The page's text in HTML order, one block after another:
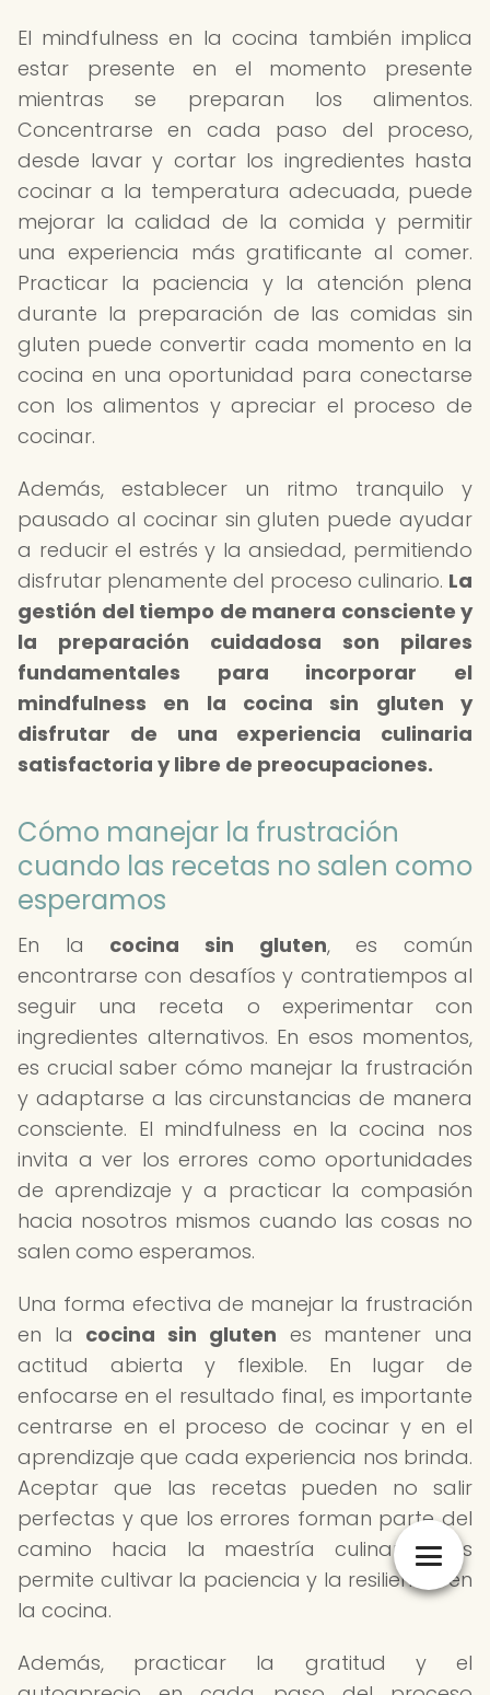
El mindfulness en la cocina también implica
estar presente en el momento presente
mientras se preparan los alimentos.
Concentrarse en cada paso del proceso,
desde lavar y cortar los ingredientes hasta
cocinar a la temperatura adecuada, puede
mejorar la calidad de la comida y permitir
una experiencia más gratificante al comer.
Practicar la paciencia y la atención plena
durante la preparación de las comidas sin
gluten puede convertir cada momento en la
cocina en una oportunidad para conectarse
con los alimentos y apreciar el proceso de
cocinar.
Además, establecer un ritmo tranquilo y
pausado al cocinar sin gluten puede ayudar
a reducir el estrés y la ansiedad, permitiendo
disfrutar plenamente del proceso culinario. La
gestión del tiempo de manera consciente y
la preparación cuidadosa son pilares
fundamentales para incorporar el
mindfulness en la cocina sin gluten y
disfrutar de una experiencia culinaria
satisfactoria y libre de preocupaciones.
Cómo manejar la frustración
cuando las recetas no salen como
esperamos
En la cocina sin gluten, es común
encontrarse con desafíos y contratiempos al
seguir una receta o experimentar con
ingredientes alternativos. En esos momentos,
es crucial saber cómo manejar la frustración
y adaptarse a las circunstancias de manera
consciente. El mindfulness en la cocina nos
invita a ver los errores como oportunidades
de aprendizaje y a practicar la compasión
hacia nosotros mismos cuando las cosas no
salen como esperamos.
Una forma efectiva de manejar la frustración
en la cocina sin gluten es mantener una
actitud abierta y flexible. En lugar de
enfocarse en el resultado final, es importante
centrarse en el proceso de cocinar y en el
aprendizaje que cada experiencia nos brinda.
Aceptar que las recetas pueden no salir
perfectas y que los errores forman parte del
camino hacia la maestría culinaria nos
permite cultivar la paciencia y la resiliencia en
la cocina.
Además, practicar la gratitud y el